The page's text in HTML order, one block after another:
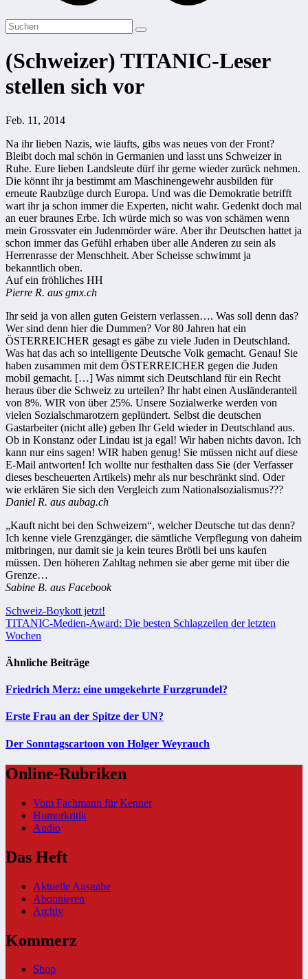
(Schweizer) TITANIC-Leser
stellen sich vor
Feb. 11, 2014
Na ihr lieben Nazis, wie läufts, gibs was neues von der Front?
Bleibt doch mal schön in Germanien und lasst uns Schweizer in
Ruhe. Eure lieben Landsleute dürf ihr gerne wieder zurück nehmen.
Die könnt ihr ja bestimmt am Maschinengewehr ausbilden für
erneute Raubzüge durch Europa. Und was die Demokratie betrifft
wart ihr ja schon immer die Experten, nicht wahr. Gedenkt doch mal
an euer braunes Erbe. Ich würde mich so was von schämen wenn
mein Grossvater ein Judenmörder wäre. Aber ihr Deutschen hattet ja
schon immer das Gefühl erhaben über alle Anderen zu sein als
Herrenrasse der Menschheit. Aber Scheisse schwimmt ja
bekanntlich oben.
Auf ein fröhliches HH
Pierre R. aus gmx.ch
Ihr seid ja von allen guten Geistern verlassen…. Was soll denn das?
Wer sind denn hier die Dummen? Vor 80 Jahren hat ein
ÖSTERREICHER gesagt es gäbe zu viele Juden in Deutschland.
Was hat das ach so intelligente Deutsche Volk gemacht. Genau! Sie
haben zusammen mit dem ÖSTERREICHER gegen die Juden
mobil gemacht. […] Was nimmt sich Deutschland für ein Recht
heraus über die Schweiz zu urteilen? Ihr habt einen Ausländeranteil
von 8%. WIR von über 25%. Unsere Sozialwerke werden von
vielen Sozialschmarotzern geplündert. Selbst die deutschen
Gastarbeiter (nicht alle) geben Ihr Geld wieder in Deutschland aus.
Ob in Konstanz oder Lindau ist ja egal! Wir haben nichts davon. Ich
kann nur eins sagen! WIR haben genug! Sie müssen nicht auf diese
E-Mail antworten! Ich wollte nur festhalten dass Sie (der Verfasser
dieses bescheuerten Artikels) mehr als nur beschränkt sind. Oder
wie erklären Sie sich den Vergleich zum Nationalsozialismus???
Daniel R. aus aubag.ch
„Kauft nicht bei den Schweizern“, welcher Deutsche tut das denn?
Ich kenne viele Grenzgänger, die sämtliche Verpflegung von daheim
mitbringen, nur damit sie ja kein teures Brötli bei uns kaufen
müssen. Den höheren Zahltag nehmen sie aber gerne mit über die
Grenze…
Sabine B. aus Facebook
Beitragsnavigation
Schweiz-Boykott jetzt!
TITANIC-Medien-Award: Die besten Schlagzeilen der letzten
Wochen
Ähnliche Beiträge
Friedrich Merz: eine umgekehrte Furzgrundel?
Erste Frau an der Spitze der UN?
Der Sonntagscartoon von Holger Weyrauch
Online-Rubriken
Vom Fachmann für Kenner
Humorkritik
Audio
Das Heft
Aktuelle Ausgabe
Abonnieren
Archiv
Kommerz
Shop